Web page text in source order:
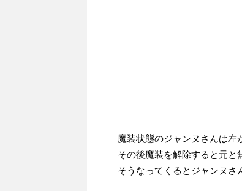
魔装状態のジャンヌさんは左
その後魔装を解除すると元と
そうなってくるとジャンヌさ